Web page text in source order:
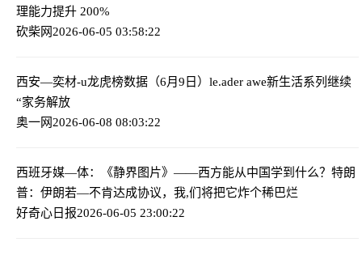
理能力提升 200%
砍柴网2026-06-05 03:58:22
西安—奕材-u龙虎榜数据（6月9日） le.ader awe新生活系列继续
“家务解放
奥一网2026-06-08 08:03:22
西班牙媒—体：《静界图片》——西方能从中国学到什么？ 特朗
普：伊朗若—不肯达成协议，我,们将把它炸个稀巴烂
好奇心日报2026-06-05 23:00:22